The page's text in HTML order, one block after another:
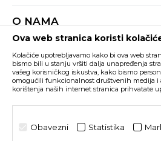
Reklamacije
Zamjena artikla
O NAMA
BUZZ Koncept
BUZZ Brendovi
BUZZ Crew
BUZZ Shopovi
Click&Collect
Trenutno si na
Buzz Crna Gora
Nastojimo da budemo što precizniji u opisu
grešaka. Svi artikli prikazani na sajtu su dio
su dostupni u svakom trenutku.
na broj +382 20 690 200.
Ova web stranica koristi
Kolačiće upotrebljavamo kako bi ova web
bismo bili u stanju vršiti dalja unapređenja
vašeg korisničkog iskustva, kako bismo
omogućili funkcionalnost društvenih medija i
korištenja naših internet stranica prihvatate
Obavezni Statistika